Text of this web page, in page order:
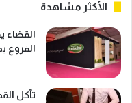
الأكثر مشاهدة
القضاء
الفروع
تآكل